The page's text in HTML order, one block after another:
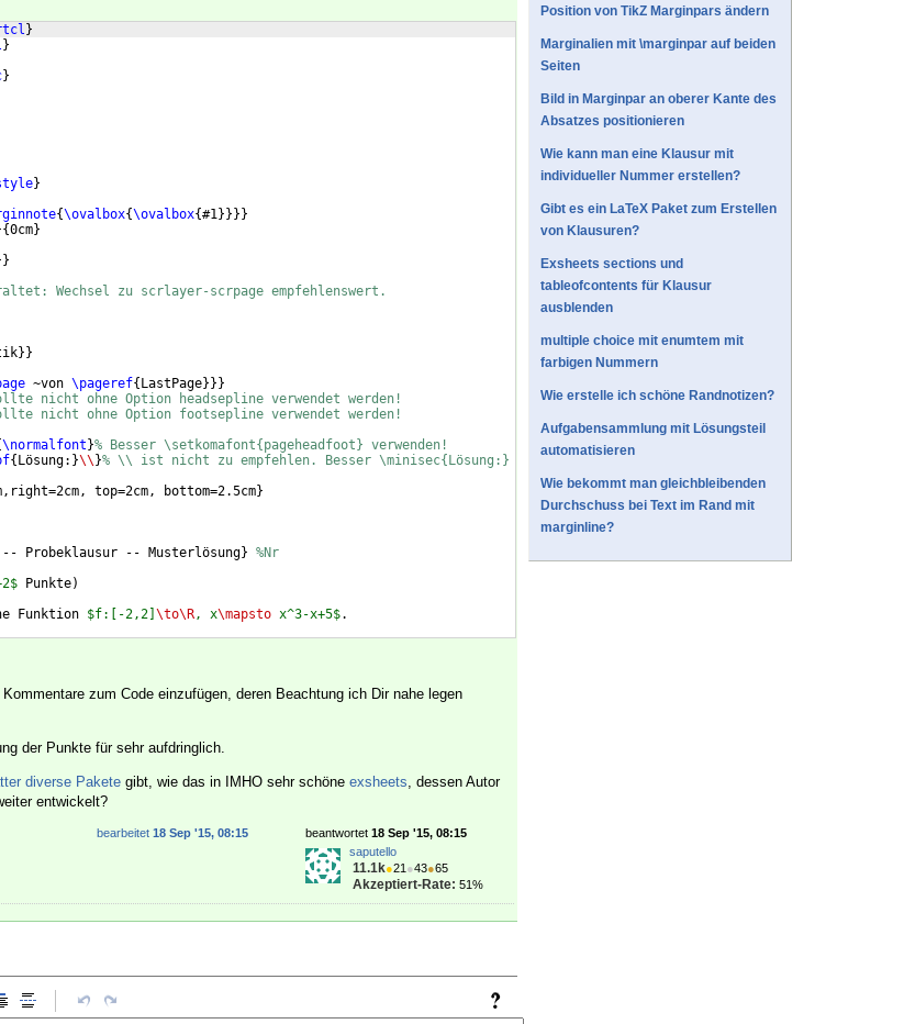
}
}
}
}
{\ovalbox{\ovalbox{#1}}}}
{0cm}
Wechsel zu scrlayer-scrpage empfehlenswert.
}}
~von \pageref{ LastPage}}}
nicht ohne Option headsepline verwendet werden!
nicht ohne Option footsepline verwendet werden!
\normalfont }% Besser \setkomafont{pageheadfoot} verwenden!
{ Lösung: }\\ }% \\ ist nicht zu empfehlen. Besser \minisec{Lösung:}
top=2cm, bottom=2.5cm}
Probeklausur -- Musterlösung} %Nr
Punkte)
Funktion $f:[-2,2] \to\R, x\mapsto x^3-x+5$.
zum Code einzufügen, deren Beachtung ich Dir nahe legen
der Punkte für sehr aufdringlich.
diverse Pakete gibt, wie das in IMHO sehr schöne exsheets, dessen Autor
entwickelt?
beantwortet 18 Sep '15, 08:15
saputello
11.1k●21 ●43●65
Akzeptiert-Rate: 51%
bearbeitet 18 Sep '15, 08:15
Position von TikZ Marginpars ändern
Marginalien mit \marginpar auf beiden
Seiten
Bild in Marginpar an oberer Kante des
Absatzes positionieren
Wie kann man eine Klausur mit
individueller Nummer erstellen?
Gibt es ein LaTeX Paket zum Erstellen
von Klausuren?
Exsheets sections und
tableofcontents für Klausur
ausblenden
multiple choice mit enumtem mit
farbigen Nummern
Wie erstelle ich schöne Randnotizen?
Aufgabensammlung mit Lösungsteil
automatisieren
Wie bekommt man gleichbleibenden
Durchschuss bei Text im Rand mit
marginline?